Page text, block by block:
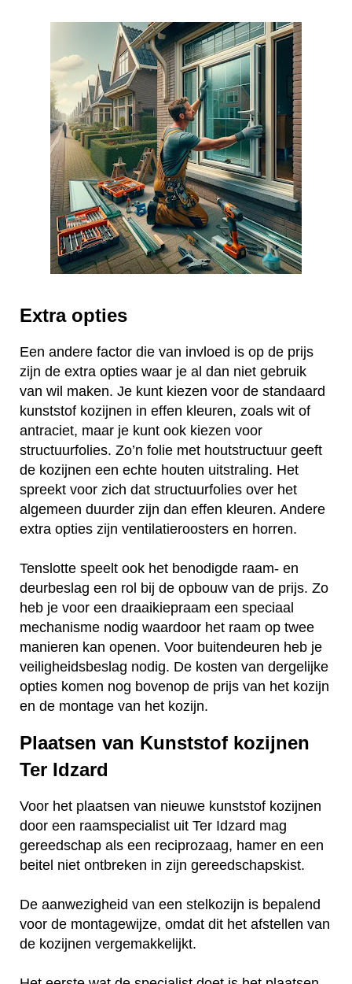
Extra opties
Een andere factor die van invloed is op de prijs
zijn de extra opties waar je al dan niet gebruik
van wil maken. Je kunt kiezen voor de standaard
kunststof kozijnen in effen kleuren, zoals wit of
antraciet, maar je kunt ook kiezen voor
structuurfolies. Zo’n folie met houtstructuur geeft
de kozijnen een echte houten uitstraling. Het
spreekt voor zich dat structuurfolies over het
algemeen duurder zijn dan effen kleuren. Andere
extra opties zijn ventilatieroosters en horren.
Tenslotte speelt ook het benodigde raam- en
deurbeslag een rol bij de opbouw van de prijs. Zo
heb je voor een draaikiepraam een speciaal
mechanisme nodig waardoor het raam op twee
manieren kan openen. Voor buitendeuren heb je
veiligheidsbeslag nodig. De kosten van dergelijke
opties komen nog bovenop de prijs van het kozijn
en de montage van het kozijn.
Plaatsen van Kunststof kozijnen
Ter Idzard
Voor het plaatsen van nieuwe kunststof kozijnen
door een raamspecialist uit Ter Idzard mag
gereedschap als een reciprozaag, hamer en een
beitel niet ontbreken in zijn gereedschapskist.
De aanwezigheid van een stelkozijn is bepalend
voor de montagewijze, omdat dit het afstellen van
de kozijnen vergemakkelijkt.